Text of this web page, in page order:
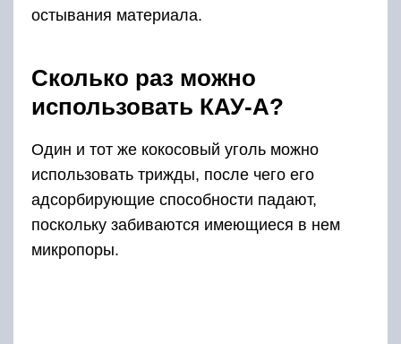
остывания материала.
Сколько раз можно
использовать КАУ-А?
Один и тот же кокосовый уголь можно
использовать трижды, после чего его
адсорбирующие способности падают,
поскольку забиваются имеющиеся в нем
микропоры.